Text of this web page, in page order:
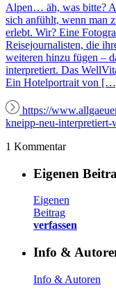
Alpen… äh, was bitte?
sich anfühlt, wenn man
erlebt. Wir? Eine
Reisejournalisten, die
weiteren hinzu fügen –
interpretiert. Das
Ein Hotelportrait von
https://
kneipp-neu-
1 Kommentar
Eigenen
Eigenen
Beitrag
verfassen
Info &
Info & Autoren